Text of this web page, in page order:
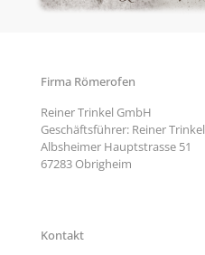
Firma Römerofen
Reiner Trinkel GmbH
Geschäftsführer: Reiner Trinkel
Albsheimer Hauptstrasse 51
67283 Obrigheim
Kontakt